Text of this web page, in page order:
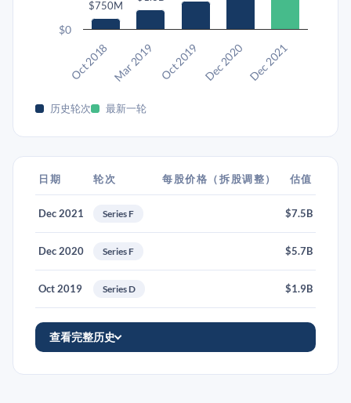
$750M
Oct 2018 Mar 2019 Oct 2019 Dec 2020 Dec 2021
$0
历史轮次 最新一轮
日期 轮次 每股价格（拆股调整） 估值
Dec 2021 Series F $7.5B
Dec 2020 Series F $5.7B
Oct 2019 Series D $1.9B
查看完整历史